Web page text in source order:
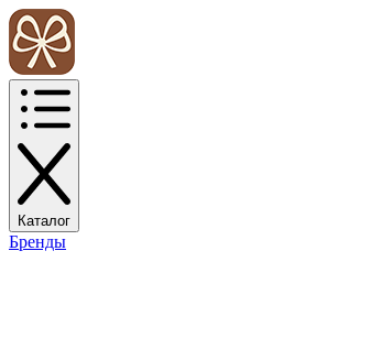
Каталог
Бренды